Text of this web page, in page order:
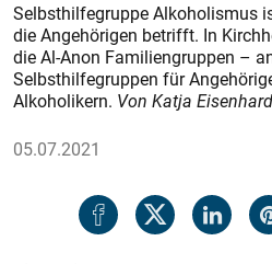
Selbsthilfegruppe Alkoholismus
die Angehörigen betrifft. In
die Al-Anon Familiengruppen –
Selbsthilfegruppen für
Alkoholikern. Von Katja
05.07.2021